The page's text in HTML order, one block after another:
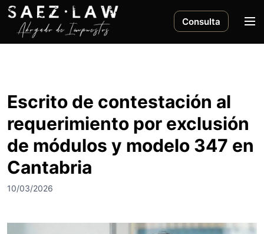
Consulta
M
Escrito de contestación al
requerimiento por exclusión
de módulos y modelo 347 en
Cantabria
10/03/2026